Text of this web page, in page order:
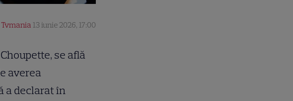
13 iunie 2026, 17:00
se află
averea
a declarat în